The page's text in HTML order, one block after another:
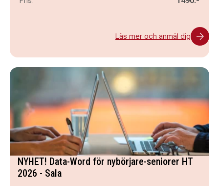
Läs mer och anmäl dig
NYHET! Data-Word för nybörjare-seniorer HT
2026 - Sala